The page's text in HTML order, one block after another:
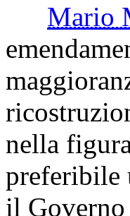
Mario
nella
preferibile
il